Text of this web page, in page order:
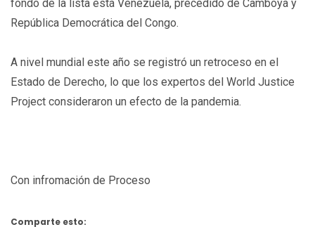
fondo de la lista está Venezuela, precedido de Camboya y
República Democrática del Congo.
A nivel mundial este año se registró un retroceso en el
Estado de Derecho, lo que los expertos del World Justice
Project consideraron un efecto de la pandemia.
Con infromación de Proceso
Comparte esto: